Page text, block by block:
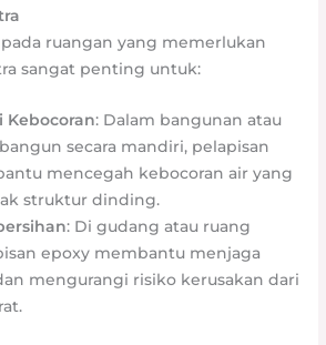
ruangan yang memerlukan
sangat penting untuk:
Kebocoran: Dalam bangunan atau
secara mandiri, pelapisan
mencegah kebocoran air yang
struktur dinding.
: Di gudang atau ruang
epoxy membantu menjaga
mengurangi risiko kerusakan dari